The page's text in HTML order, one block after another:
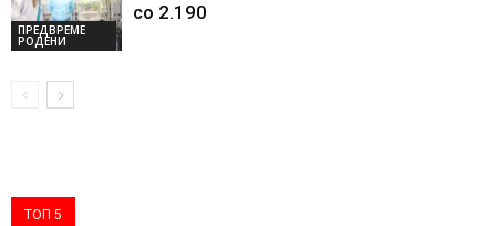
ПРЕДВРЕМЕ
РОДЕНИ
со 2.190
ТОП 5